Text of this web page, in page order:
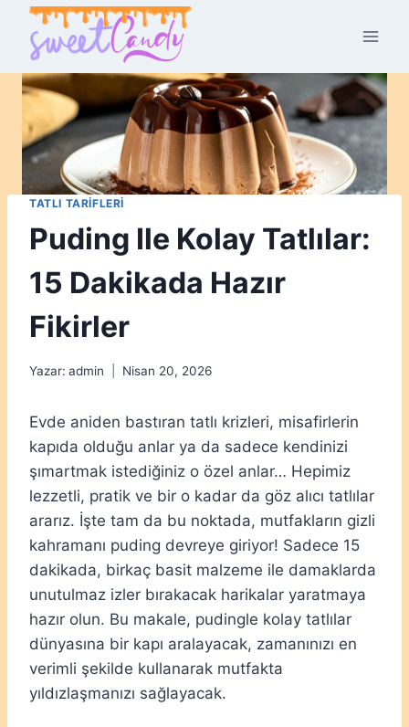
Skip
content
TATLI TARIFLERI
Puding Ile Kolay Tatlılar:
15 Dakikada Hazır
Fikirler
Yazar: admin Nisan 20, 2026
Evde aniden bastıran tatlı krizleri, misafirlerin
kapıda olduğu anlar ya da sadece kendinizi
şımartmak istediğiniz o özel anlar… Hepimiz
lezzetli, pratik ve bir o kadar da göz alıcı tatlılar
ararız. İşte tam da bu noktada, mutfakların gizli
kahramanı puding devreye giriyor! Sadece 15
dakikada, birkaç basit malzeme ile damaklarda
unutulmaz izler bırakacak harikalar yaratmaya
hazır olun. Bu makale, pudingle kolay tatlılar
dünyasına bir kapı aralayacak, zamanınızı en
verimli şekilde kullanarak mutfakta
yıldızlaşmanızı sağlayacak.